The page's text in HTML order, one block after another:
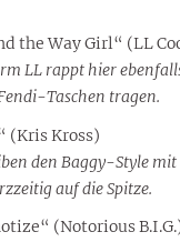
the Way Girl“ (LL
LL rappt hier
Taschen tragen.
(Kris Kross)
den Baggy-Style
auf die Spitze.
(Notorious